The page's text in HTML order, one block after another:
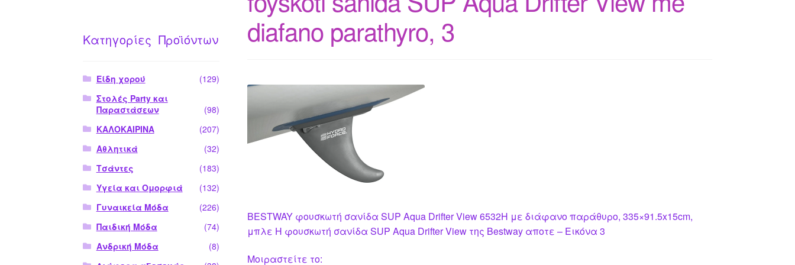
diafano parathyro, 3
BESTWAY φουσκωτή σανίδα SUP Aqua Drifter View 6532H με διάφανο παράθυρο, 335×91.5x15cm,
μπλε Η φουσκωτή σανίδα SUP Aqua Drifter View της Bestway αποτε – Εικόνα 3
Μοιραστείτε το:
Κατηγορίες Προϊόντων
Είδη χορού
(129)
Στολές Party και
Παραστάσεων
(98)
ΚΑΛΟΚΑΙΡΙΝΑ
(207)
Αθλητικά
(32)
Τσάντες
(183)
Υγεία και Ομορφιά
(132)
Γυναικεία Μόδα
(226)
Παιδική Μόδα
(74)
Ανδρική Μόδα
(8)